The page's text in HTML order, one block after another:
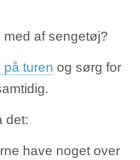
af sengetøj?
på turen og sørg for
det:
have noget over